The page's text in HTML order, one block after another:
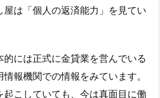
は「個人の返済能力」を見てい
には正式に金貸業を営んでいる
報機関での情報をみています。
こしていても、今は真面目に働